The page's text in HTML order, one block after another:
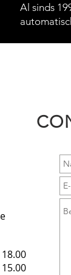
Al sinds